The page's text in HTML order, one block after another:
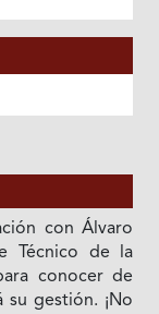
con Álvaro
Técnico de la
conocer de
gestión. ¡No